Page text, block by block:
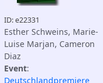
ID: e22331
Esther Schweins, Marie-
Luise Marjan, Cameron
Diaz
Event:
Deutschlandpremiere